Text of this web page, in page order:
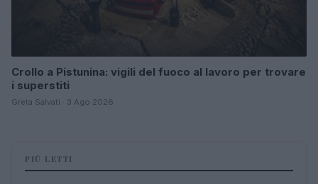
Crollo a Pistunina: vigili del fuoco al lavoro per trovare
i superstiti
Greta Salvati · 3 Ago 2026
PIÙ LETTI